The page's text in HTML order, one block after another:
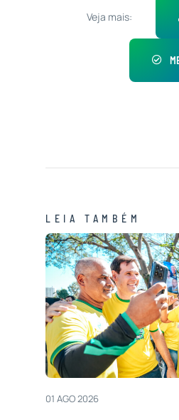
Veja mais:
LEIA TAMBÉM
01 AGO 2026